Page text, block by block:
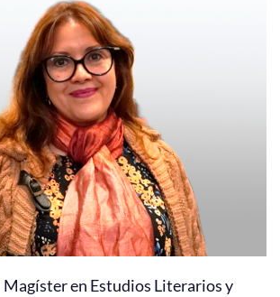
en Estudios Literarios y